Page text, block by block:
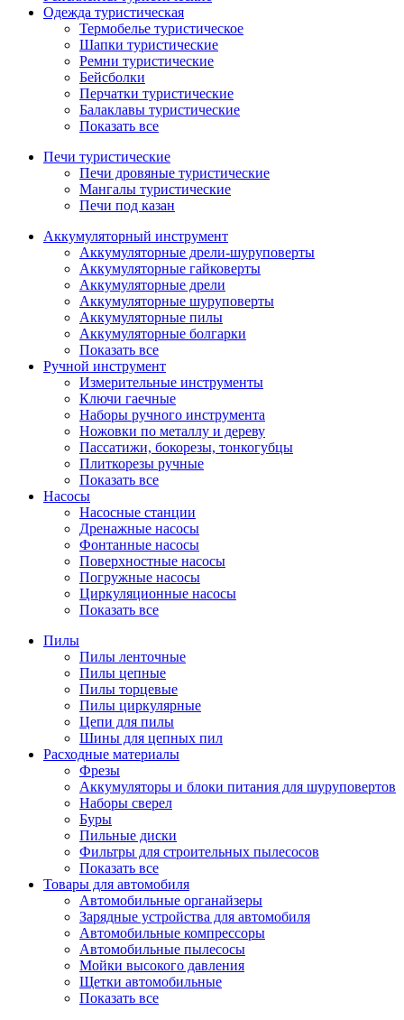
Одежда туристическая
Термобелье туристическое
Шапки туристические
Ремни туристические
Бейсболки
Перчатки туристические
Балаклавы туристические
Показать все
Печи туристические
Печи дровяные туристические
Мангалы туристические
Печи под казан
Аккумуляторный инструмент
Аккумуляторные дрели-шуруповерты
Аккумуляторные гайковерты
Аккумуляторные дрели
Аккумуляторные шуруповерты
Аккумуляторные пилы
Аккумуляторные болгарки
Показать все
Ручной инструмент
Измерительные инструменты
Ключи гаечные
Наборы ручного инструмента
Ножовки по металлу и дереву
Пассатижи, бокорезы, тонкогубцы
Плиткорезы ручные
Показать все
Насосы
Насосные станции
Дренажные насосы
Фонтанные насосы
Поверхностные насосы
Погружные насосы
Циркуляционные насосы
Показать все
Пилы
Пилы ленточные
Пилы цепные
Пилы торцевые
Пилы циркулярные
Цепи для пилы
Шины для цепных пил
Расходные материалы
Фрезы
Аккумуляторы и блоки питания для шуруповертов
Наборы сверел
Буры
Пильные диски
Фильтры для строительных пылесосов
Показать все
Товары для автомобиля
Автомобильные органайзеры
Зарядные устройства для автомобиля
Автомобильные компрессоры
Автомобильные пылесосы
Мойки высокого давления
Щетки автомобильные
Показать все